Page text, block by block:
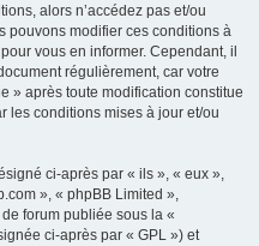
alors n’accédez pas et/ou
pouvons modifier ces conditions à
vous en informer. Cependant, il
régulièrement, car votre
» après toute modification constitue
les conditions mises à jour et/ou
ci-après par « ils », « eux »,
», « phpBB Limited »,
forum publiée sous la «
ci-après par « GPL ») et